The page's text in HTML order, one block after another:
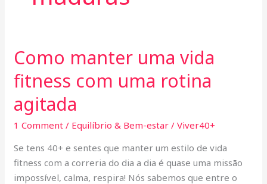
Como manter uma vida
fitness com uma rotina
agitada
1 Comment / Equilíbrio & Bem-estar /Viver40+
Se tens 40+ e sentes que manter um estilo de vida
fitness com a correria do dia a dia é quase uma missão
impossível, calma, respira! Nós sabemos que entre o
Como
manter
uma
fitness
com
rotina